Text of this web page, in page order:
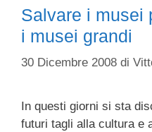
Salvare i musei
i musei grandi
30 Dicembre 2008 di
In questi giorni si sta
futuri tagli alla cultura e